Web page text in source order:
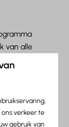
van alle
Arlberg
het
in
in St.
verkeer te
gebruik van